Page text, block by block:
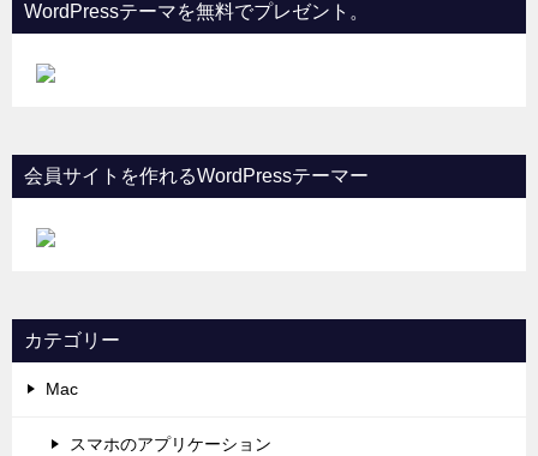
WordPressテーマを無料でプレゼント。
会員サイトを作れるWordPressテーマー
カテゴリー
Mac
スマホのアプリケーション